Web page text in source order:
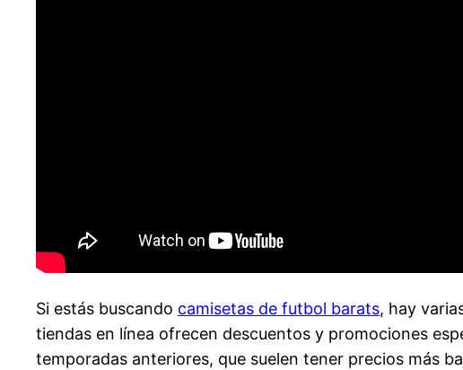
Si estás buscando camisetas de futbol barats, hay
tiendas en línea ofrecen descuentos y promociones
temporadas anteriores, que suelen tener precios más